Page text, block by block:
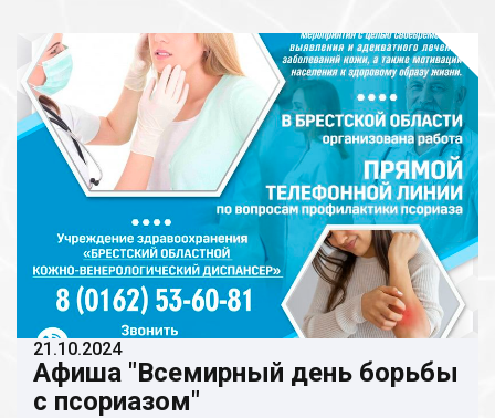
21.10.2024
Афиша "Всемирный день борьбы
с псориазом"